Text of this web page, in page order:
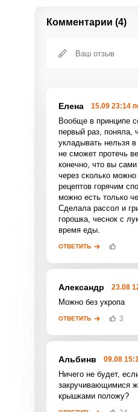
Комментарии (4)
Фото до 4 шт, до 5 mb
Правилами сайта
,
персональных данныхи
соглашением
ОТПРАВИТЬ
Елена 15.09 23:14
Вообще в принципе
первый раз, поняла,
укладывать нельзя
не сможет протечь
конечно, что вы
через сколько
рецептов горячим
можно есть только
Сделала рассол и
горошка, чеснок с
время еды.
ОТВЕТИТЬ
Александр 23.08
Можно без укропа
ОТВЕТИТЬ 3
Альбинв 09.08
Ничего не будет,
закручивающимися
крышками положу?
ВХОД НА САЙТ
с помощью
1 ИЗ 10
Сообщить об ошибке